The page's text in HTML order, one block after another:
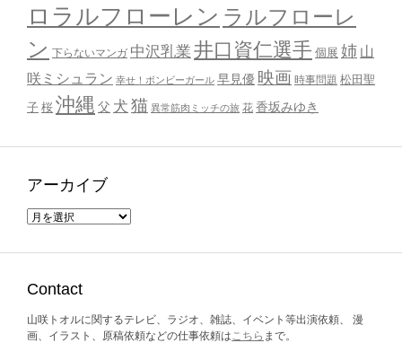
ロラルフローレン ラルフローレ
ン 下らないマンガ 中沢乳業 井口資仁選手 個展 姉 山
咲ミシュラン 幸せ！ボンビーガール 早見優 映画 時事問題 松田聖
子 桜 沖縄 父 犬 猫 異常筋肉ミッチの旅 花 香坂みゆき
アーカイブ
ア
ブ
Contact
山咲トオルに関するテレビ、ラジオ、雑誌、イベント等出演依頼、 漫
画、イラスト、原稿依頼などの仕事依頼はこちら まで。